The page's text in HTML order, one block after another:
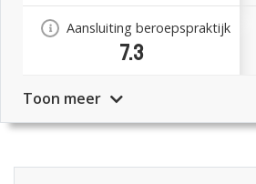
Aansluiting beroepspraktijk
7.3
Toon meer